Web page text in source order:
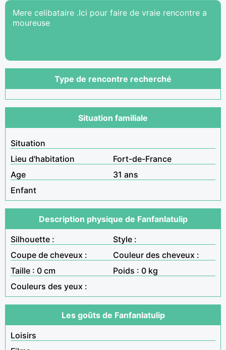
Mere celibataire .Ici pour faire de vraie rencontre a
moureuse
Type de rencontre recherché
Situation familiale
Situation
Lieu d'habitation
Fort-de-France
Age
31 ans
Enfant
Description physique de Fanfanlatulip
Silhouette :
Style :
Coupe de cheveux :
Couleur des cheveux :
Taille : 0 cm
Poids : 0 kg
Couleurs des yeux :
Les goûts de Fanfanlatulip
Loisirs